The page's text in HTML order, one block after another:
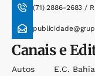
(71) 2886-2683 /
Canais e
Autos
E.c. Bahia